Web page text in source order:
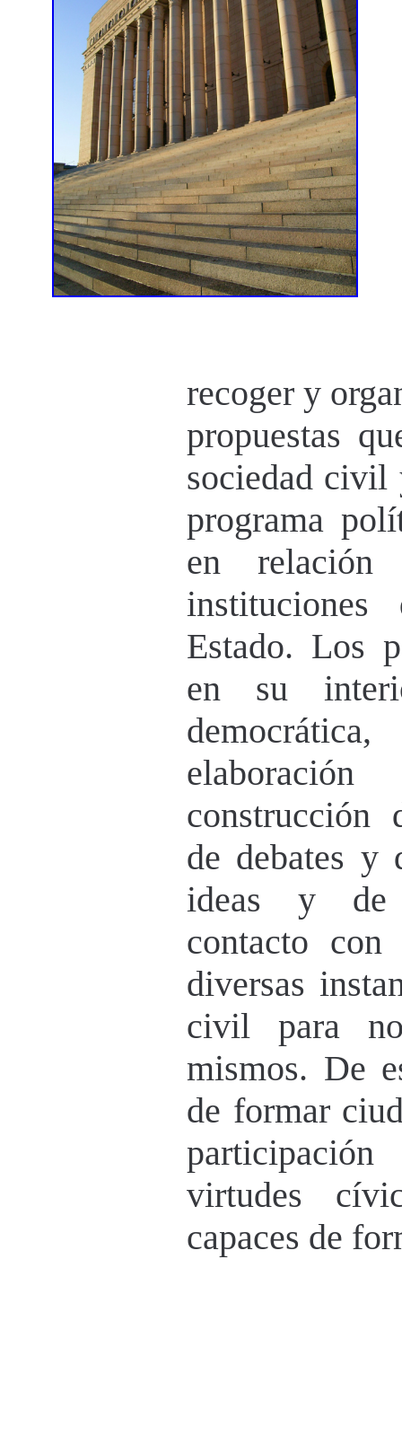
recoger y
propuestas
sociedad civil
programa
en relación
Estado. Los
en su
construcción
de debates y
ideas y de
contacto
diversas
civil para
mismos. De
de formar
virtudes
capaces de